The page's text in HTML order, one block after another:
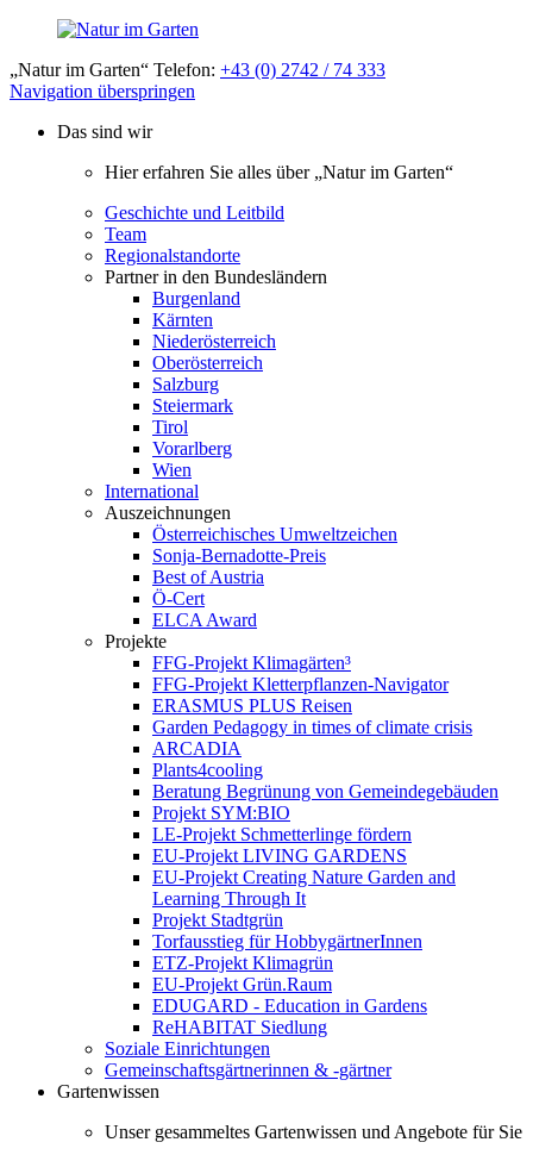
„Natur im Garten“ Telefon: +43 (0) 2742 / 74 333
Navigation überspringen
Das sind wir
Hier erfahren Sie alles über „Natur im Garten“
Geschichte und Leitbild
Team
Regionalstandorte
Partner in den Bundesländern
Burgenland
Kärnten
Niederösterreich
Oberösterreich
Salzburg
Steiermark
Tirol
Vorarlberg
Wien
International
Auszeichnungen
Österreichisches Umweltzeichen
Sonja-Bernadotte-Preis
Best of Austria
Ö-Cert
ELCA Award
Projekte
FFG-Projekt Klimagärten³
FFG-Projekt Kletterpflanzen-Navigator
ERASMUS PLUS Reisen
Garden Pedagogy in times of climate crisis
ARCADIA
Plants4cooling
Beratung Begrünung von Gemeindegebäuden
Projekt SYM:BIO
LE-Projekt Schmetterlinge fördern
EU-Projekt LIVING GARDENS
EU-Projekt Creating Nature Garden and
Learning Through It
Projekt Stadtgrün
Torfausstieg für HobbygärtnerInnen
ETZ-Projekt Klimagrün
EU-Projekt Grün.Raum
EDUGARD - Education in Gardens
ReHABITAT Siedlung
Soziale Einrichtungen
Gemeinschaftsgärtnerinnen & -gärtner
Gartenwissen
Unser gesammeltes Gartenwissen und Angebote für Sie